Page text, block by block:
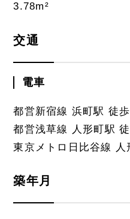
3.78m²
交通
電車
都営新宿線 浜町駅 徒
都営浅草線 人形町駅
東京メトロ日比谷線 人
築年月